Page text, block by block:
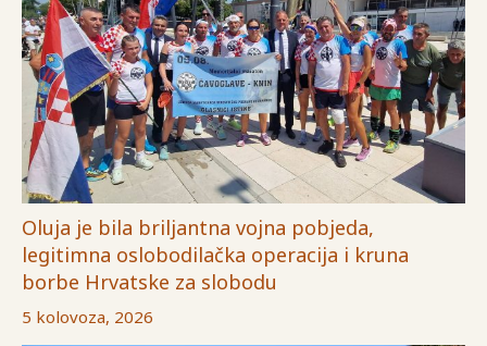
Oluja je bila briljantna vojna pobjeda,
legitimna oslobodilačka operacija i kruna
borbe Hrvatske za slobodu
5 kolovoza, 2026